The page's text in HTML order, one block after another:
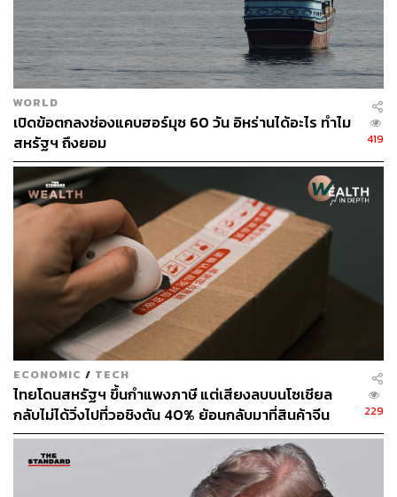
บุชคนลูกเมาแล้วขับ (2000)
การเลือกตั้งในปี 2000 เป็นการแข่งขันกันระหว่าง อัล กอร์ ที่
ขณะนั้นเป็นรองประธานาธิบดีของคลินตันมา 8 ปีกับ จอร์จ
บุช ผู้เป็นลูก ซึ่งขณะนั้นเป็นผู้ว่าการรัฐเท็กซัส คะแนนนิยม
ของทั้งสองคู่คี่สูสีกันมาตลอดโดยที่บุชมีคะแนนนำนิดๆ
ประมาณ 1-2% เมื่อเข้าสู่ช่วงโค้งสุดท้ายของการเลือกตั้ง
แต่แล้วบุชก็พบกับฝันร้าย เพราะหนึ่งสัปดาห์ก่อนการเลือกตั้ง
บุชถูกแฉว่าเขาเคยถูกจับในคดีเมาแล้วขับ ซึ่งถือว่าเป็นเรื่อง
ใหญ่ของคนอเมริกันที่มองว่าเป็นพฤติกรรมที่ไม่รับผิดชอบต่อ
WORLD
เปิดข้อตกลงช่องแคบฮอร์มุซ 60 วัน อิหร่านได้อะไร ทำไม
สหรัฐฯ ถึงยอม
419
ECONOMIC / TECH
ไทยโดนสหรัฐฯ ขึ้นกำแพงภาษี แต่เสียงลบบนโซเชียล
กลับไม่ได้วิ่งไปที่วอชิงตัน 40% ย้อนกลับมาที่สินค้าจีน
ราคาถูกที่ทะลักจน SME ไทยสู้ไม่ไหว
229